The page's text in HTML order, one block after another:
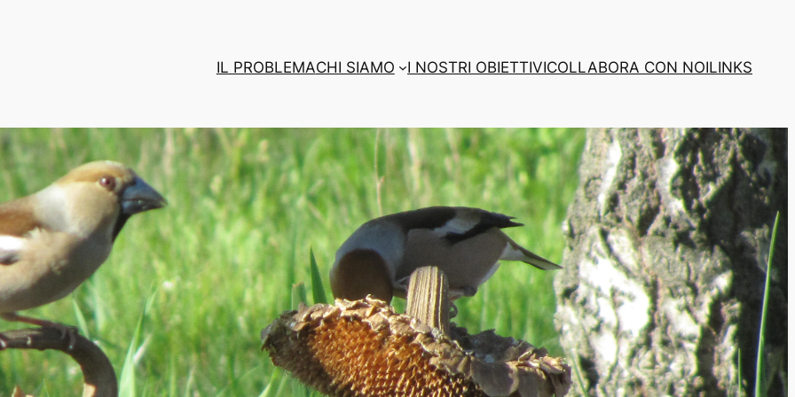
IL PROBLEMACHI SIAMO I NOSTRI OBIETTIVICOLLABORA CON NOILINKS